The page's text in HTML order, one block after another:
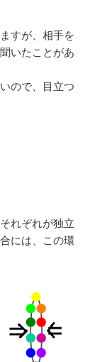
すが、相手を
いたことがあ
ので、目立つ
れぞれが独立
には、この環